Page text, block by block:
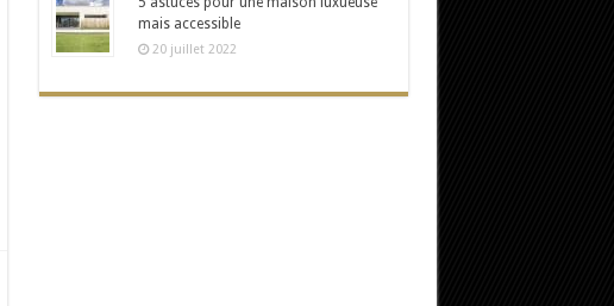
mais accessible
20 juillet 2022